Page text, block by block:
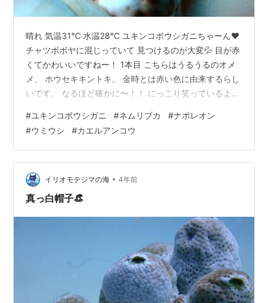
晴れ 気温31℃ 水温28℃ ユキンコボウシガニちゃーん❤
チャツボボヤに混じっていて 見つけるのが大変💦 目が赤
くてかわいいですねー！ 1本目 こちらはうるうるのオメ
メ、 ホウセキキントキ。 金時とは赤い色に由来するらし
いです。 なるほど確かに〜！！ にっこり笑っているよう
ね〜 久々にムラサキウミコチョウ発見！ ちっちゃーいけ
ど、 まさに海の宝石という感じ✨ 美しい色でした。 コバ
ンザメが単品！（笑） 大きなカメがいたから、 カメにつ
いていたのかな？ 頭の上の小判が しっかりと見えまし
た〜 2本目 大きな大きなウチワヒラヤギ。 シルエット
が…
#ユキンコボウシガニ #ネムリブカ #ナポレオン
#ウミウシ #カエルアンコウ
イリオモテジマの海 • 4年前
真っ白帽子👒